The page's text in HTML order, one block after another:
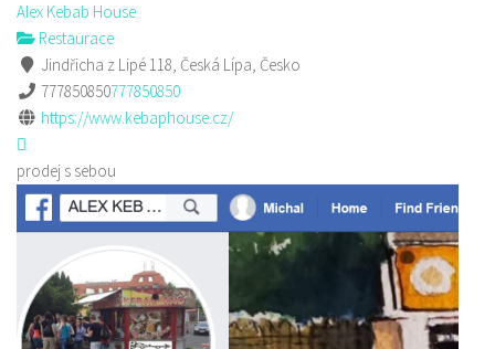
Alex Kebab House
Restaurace
Jindřicha z Lipé 118, Česká Lípa, Česko
777850850777850850
https://www.kebaphouse.cz/
prodej s sebou